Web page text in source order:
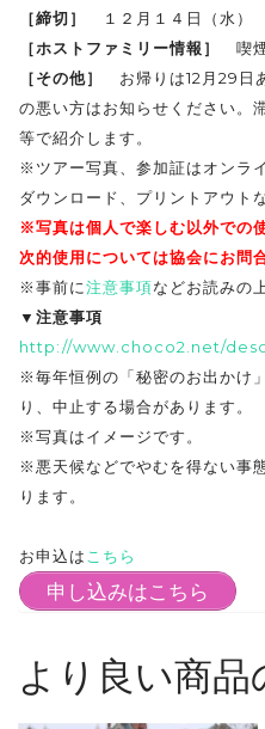
［締切］
１２月１４日（水）
［ホストファミリー情報］
喫
［その他］
お帰りは12月29日
の悪い方はお知らせください。
等で紹介します。
※ツアー写真、参加証はオンラ
ダウンロード、プリントアウト
※写真は個人で楽しむ以外での
次的使用については協会にお問
※事前に注意事項などお読みの
▼注意事項
http://www.choco2.net/
※毎年恒例の「秘密のお出かけ
り、中止する場合があります。
※写真はイメージです。
※悪天候などでやむを得ない事
ります。
お申込はこちら
申し込みはこちら
より良い商品